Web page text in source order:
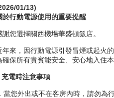
01/13)
於行動電源使用的重要提醒
謝您選擇關西機場華盛頓飯店。
年來，因行動電源引發冒煙或起火
確保所有貴賓能安全、安心地入住
充電時注意事項
當您外出或不在客房內時，請勿為